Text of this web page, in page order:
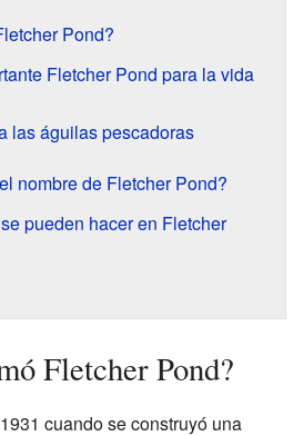
Pond?
Fletcher Pond para la vida
las águilas pescadoras
nombre de Fletcher Pond?
pueden hacer en Fletcher
Fletcher Pond?
cuando se construyó una